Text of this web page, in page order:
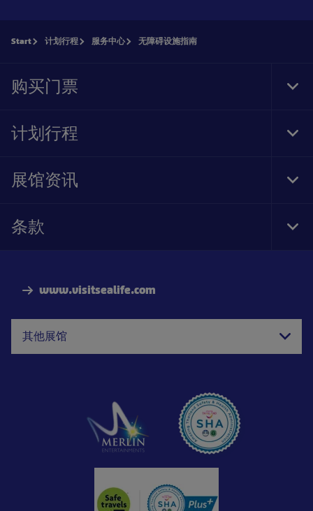
www.visitsealife.com
其他展馆
Start 计划行程 服务中心 无障碍设施指南
购买门票
计划行程
展馆资讯
条款